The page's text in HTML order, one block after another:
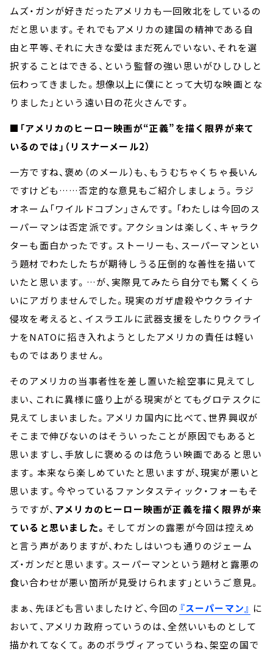
ムズ・ガンが好きだったアメリカも一回敗北をしているの
だと思います。それでもアメリカの建国の精神である自
由と平等、それに大きな愛はまだ死んでいない、それを選
択することはできる、という監督の強い思いがひしひしと
伝わってきました。想像以上に僕にとって大切な映画とな
りました」という遠い日の花火さんです。
■「アメリカのヒーロー映画が“正義”を描く限界が来て
いるのでは」（リスナーメール2）
一方ですね、褒め（のメール）も、もうむちゃくちゃ長いん
ですけども……否定的な意見もご紹介しましょう。ラジ
オネーム「ワイルドコブン」さんです。「わたしは今回のス
ーパーマンは否定派です。アクションは楽しく、キャラク
ターも面白かったです。ストーリーも、スーパーマンとい
う題材でわたしたちが期待しうる圧倒的な善性を描いて
いたと思います。…が、実際見てみたら自分でも驚くくら
いにアガりませんでした。現実のガザ虐殺やウクライナ
侵攻を考えると、イスラエルに武器支援をしたりウクライ
ナをNATOに招き入れようとしたアメリカの責任は軽い
ものではありません。
そのアメリカの当事者性を差し置いた絵空事に見えてし
まい、これに異様に盛り上がる現実がとてもグロテスクに
見えてしまいました。アメリカ国内に比べて、世界興収が
そこまで伸びないのはそういったことが原因でもあると
思いますし、手放しに褒めるのは危うい映画であると思い
ます。本来なら楽しめていたと思いますが、現実が悪いと
思います。今やっているファンタスティック・フォーもそ
うですが、 アメリカのヒーロー映画が正義を描く限界が来
ていると思いました。 そしてガンの露悪が今回は控えめ
と言う声がありますが、わたしはいつも通りのジェーム
ズ・ガンだと思います。スーパーマンという題材と露悪の
食い合わせが悪い箇所が見受けられます」というご意見。
まぁ、先ほども言いましたけど、今回の 『スーパーマン』 に
おいて、アメリカ政府っていうのは、全然いいものとして
描かれてなくて。あのボラヴィアっていうね、架空の国で